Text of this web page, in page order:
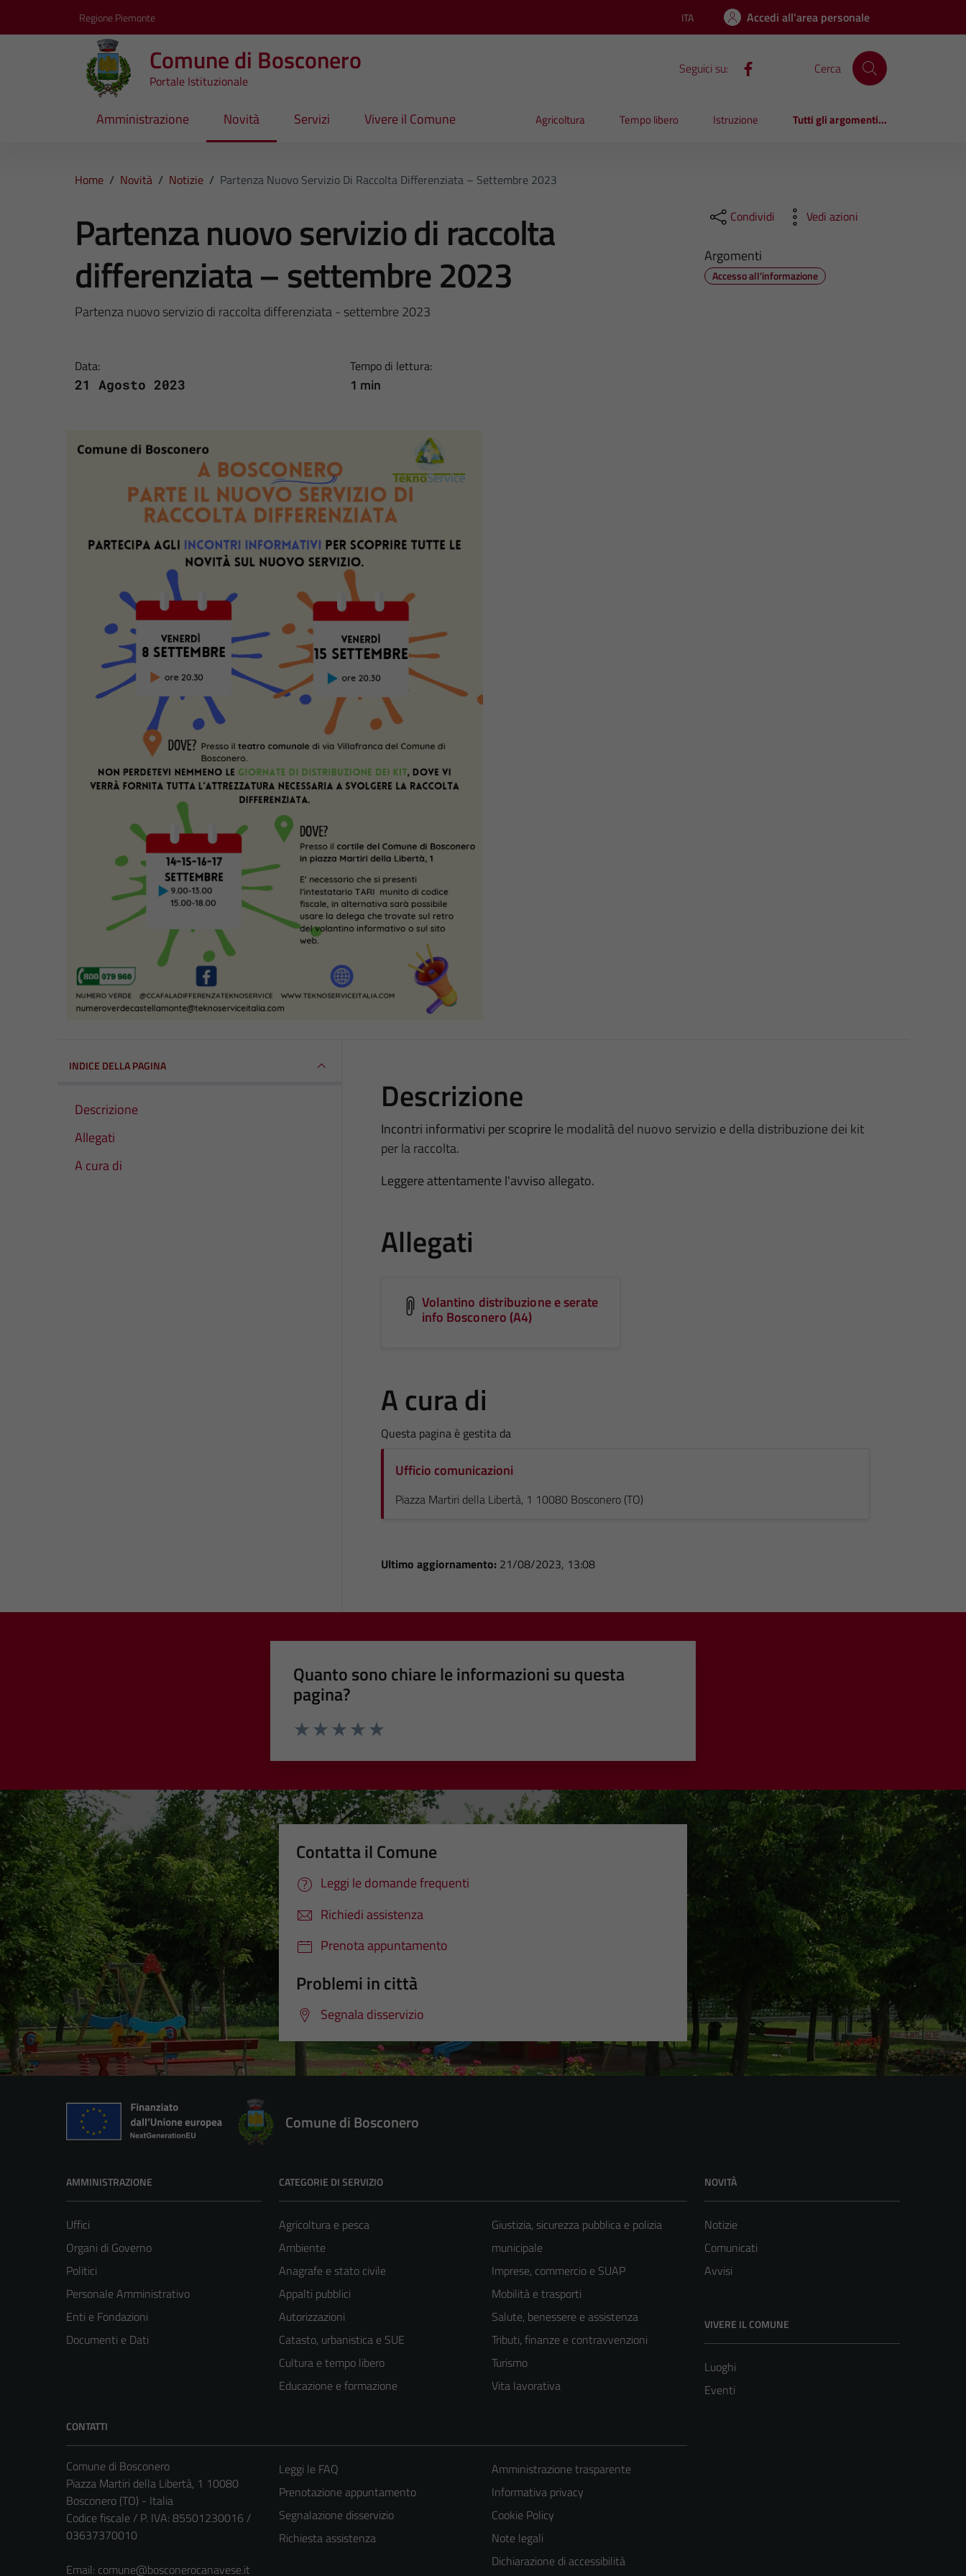
Regione Piemonte Lingua attiva:
ITA Accedi all'area personale
Comune di Bosconero
Portale Istituzionale
Seguici su: Cerca
Amministrazione Novità Servizi Vivere il Comune Agricoltura Tempo libero Istruzione Tutti gli argomenti...
Home / Novità / Notizie / Partenza Nuovo Servizio Di Raccolta Differenziata – Settembre 2023
Partenza nuovo servizio di raccolta
differenziata – settembre 2023
Partenza nuovo servizio di raccolta differenziata - settembre 2023
Data:
21 Agosto 2023
Tempo di lettura:
1 min
Condividi Vedi azioni
Argomenti
Accesso all'informazione
INDICE DELLA PAGINA
Descrizione
Allegati
A cura di
Descrizione
Incontri informativi per scoprire le modalitàdel nuovo servizio e delladistribuzione dei kit
per la raccolta.
Leggere attentamente l'avviso allegato.
Allegati
Volantino distribuzione e serate
info Bosconero (A4)
A cura di
Questa pagina è gestita da
Ufficio comunicazioni
Piazza Martiri della Libertà, 1 10080 Bosconero (TO)
Ultimo aggiornamento: 21/08/2023, 13:08
Quanto sono chiare le informazioni su questa
pagina?
Contatta il Comune
Leggi le domande frequenti
Richiedi assistenza
Prenota appuntamento
Problemi in città
Segnala disservizio
Comune di Bosconero
AMMINISTRAZIONE
Uffici
Organi di Governo
Politici
Personale Amministrativo
Enti e Fondazioni
Documenti e Dati
CATEGORIE DI SERVIZIO
Agricoltura e pesca
Ambiente
Anagrafe e stato civile
Appalti pubblici
Autorizzazioni
Catasto, urbanistica e SUE
Cultura e tempo libero
Educazione e formazione
Giustizia, sicurezza pubblica e polizia
municipale
Imprese, commercio e SUAP
Mobilità e trasporti
Salute, benessere e assistenza
Tributi, finanze e contravvenzioni
Turismo
Vita lavorativa
NOVITÀ
Notizie
Comunicati
Avvisi
VIVERE IL COMUNE
Luoghi
Eventi
CONTATTI
Comune di Bosconero
Piazza Martiri della Libertà, 1 10080
Bosconero (TO) - Italia
Codice fiscale / P. IVA: 85501230016 /
03637370010
Email: comune@bosconerocanavese.it
Leggi le FAQ
Prenotazione appuntamento
Segnalazione disservizio
Richiesta assistenza
Amministrazione trasparente
Informativa privacy
Cookie Policy
Note legali
Dichiarazione di accessibilità
Tecnici
Questi cookie
sono necessari
per il